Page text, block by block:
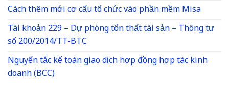
Cách thêm mới cơ cấu tổ chức vào phần mềm Misa
Tài khoản 229 – Dự phòng tổn thất tài sản – Thông tư
số 200/2014/TT-BTC
Nguyến tắc kế toán giao dịch hợp đồng hợp tác kinh
doanh (BCC)